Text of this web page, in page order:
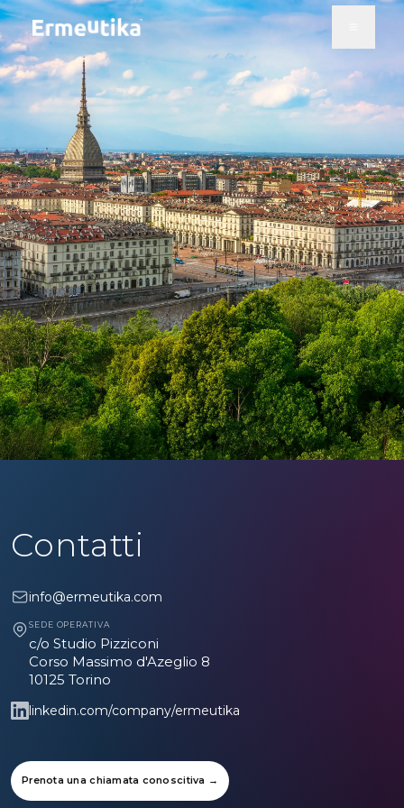
Contatti
info@ermeutika.com
SEDE OPERATIVA
c/o Studio Pizziconi
Corso Massimo d'Azeglio 8
10125 Torino
linkedin.com/company/ermeutika
Prenota una chiamata conoscitiva →